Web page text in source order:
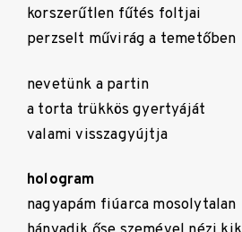
korszerűtlen fűtés foltjai
perzselt művirág a temetőben
nevetünk a partin
a torta trükkös gyertyáját
valami visszagyújtja
hologram
nagyapám fiúarca mosolytalan